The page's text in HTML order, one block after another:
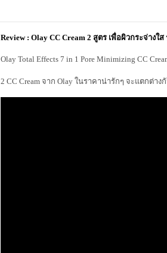
Review : Olay CC Cream 2 สูตร เพื่อผิวกระจ่าง
Olay Total Effects 7 in 1 Pore Minimizing CC
2 CC Cream จาก Olay ในราคาน่ารักๆ จะแตกต่